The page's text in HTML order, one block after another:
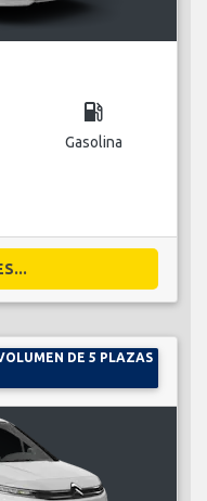
local_gas_station
Gasolina
DE 5 PLAZAS